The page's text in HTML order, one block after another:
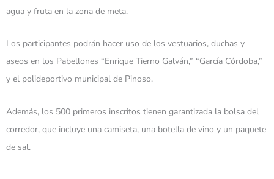
agua y fruta en la zona de meta.
Los participantes podrán hacer uso de los vestuarios, duchas y
aseos en los Pabellones “Enrique Tierno Galván,” “García Córdoba,”
y el polideportivo municipal de Pinoso.
Además, los 500 primeros inscritos tienen garantizada la bolsa del
corredor, que incluye una camiseta, una botella de vino y un paquete
de sal.